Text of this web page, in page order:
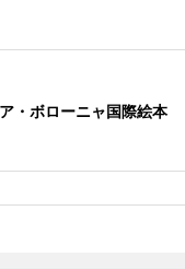
・ボローニャ国際絵本